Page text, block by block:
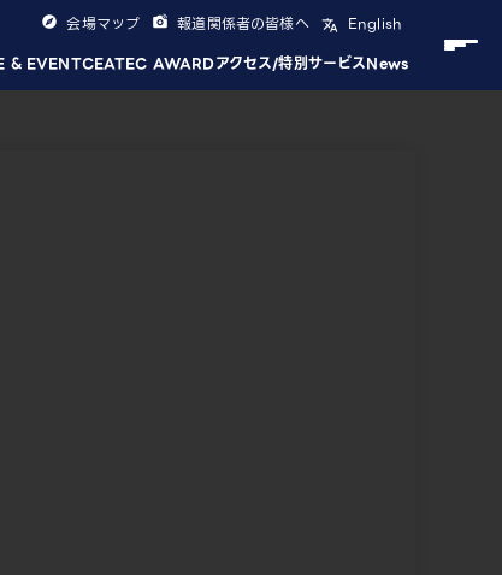
& EVENTCEATEC AWARDアクセス/特別サービスNews
会場マップ 報道関係者の皆様へ English